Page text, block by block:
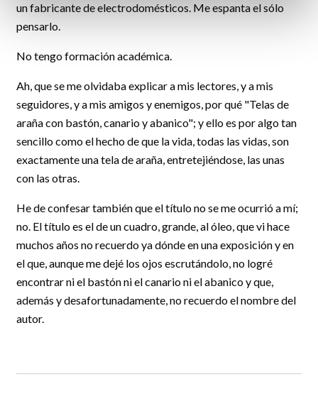
un fabricante de electrodomésticos. Me espanta el sólo
pensarlo.
No tengo formación académica.
Ah, que se me olvidaba explicar a mis lectores, y a mis
seguidores, y a mis amigos y enemigos, por qué "Telas de
araña con bastón, canario y abanico"; y ello es por algo tan
sencillo como el hecho de que la vida, todas las vidas, son
exactamente una tela de araña, entretejiéndose, las unas
con las otras.
He de confesar también que el título no se me ocurrió a mí;
no. El título es el de un cuadro, grande, al óleo, que vi hace
muchos años no recuerdo ya dónde en una exposición y en
el que, aunque me dejé los ojos escrutándolo, no logré
encontrar ni el bastón ni el canario ni el abanico y que,
además y desafortunadamente, no recuerdo el nombre del
autor.